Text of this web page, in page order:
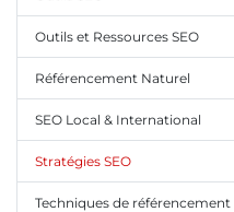
Outils et Ressources SEO
Référencement Naturel
SEO Local & International
Stratégies SEO
Techniques de référencement